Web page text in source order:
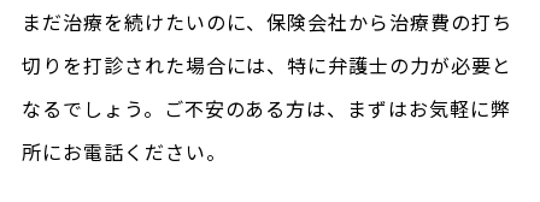
まだ治療を続けたいのに、保険会社から治療費の打ち
切りを打診された場合には、特に弁護士の力が必要と
なるでしょう。ご不安のある方は、まずはお気軽に弊
所にお電話ください。